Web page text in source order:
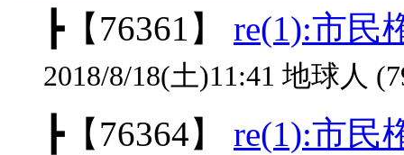
┣【76361】 re(1):市民
2018/8/18(土)11:41 地球人
┣【76364】 re(1):市民